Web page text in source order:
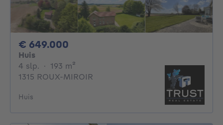
€ 649.000
Huis
4 slp. 4 slaapkamers
· 193 m²
1315 ROUX-MIROIR
Huis